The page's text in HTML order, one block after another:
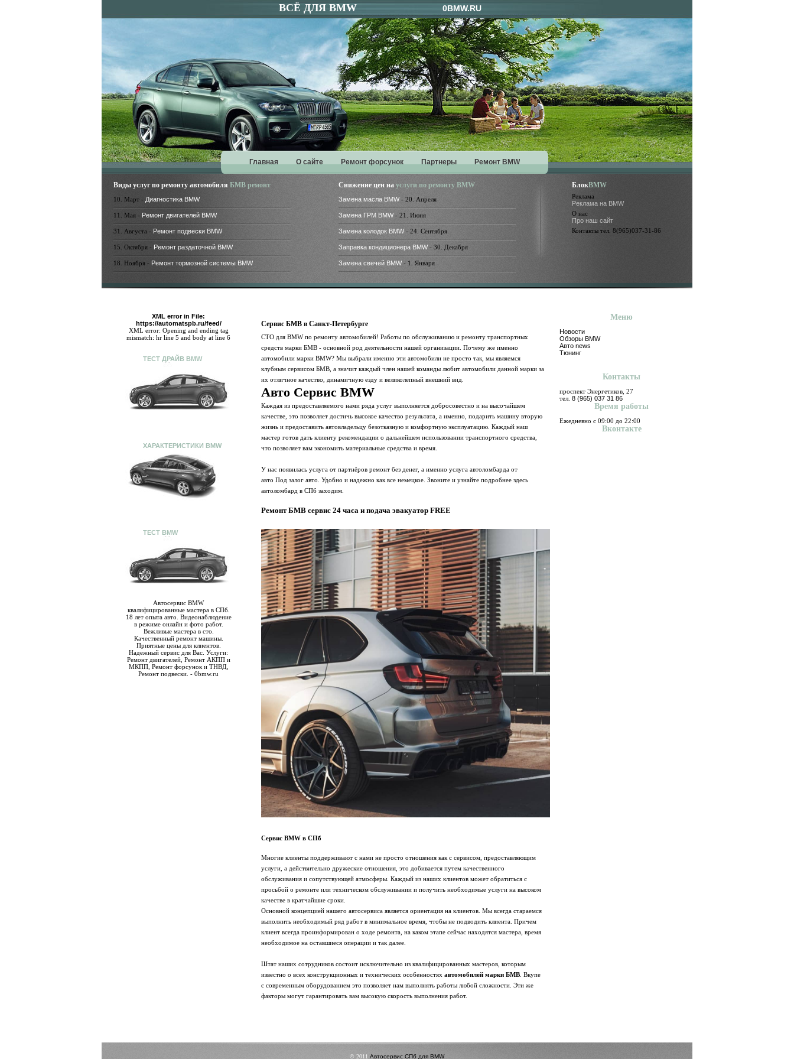
ВСЁ ДЛЯ BMW 0BMW.RU
Главная О сайте Ремонт форсунок Партнеры Ремонт BMW
Виды услуг по ремонту автомобиля БМВ ремонт
10. Март - Диагностика BMW
11. Мая - Ремонт двигателей BMW
31. Августа - Ремонт подвески BMW
15. Октября - Ремонт раздаточной BMW
18. Ноября - Ремонт тормозной системы BMW
Снижение цен на услуги по ремонту BMW
Замена масла BMW- 20. Апреля
Замена ГРМ BMW- 21. Июня
Замена колодок BMW- 24. Сентября
Заправка кондиционера BMW- 30. Декабря
Замена свечей BMW- 1. Января
БлокBMW
Реклама
Реклама на BMW
О нас
Про наш сайт
Контакты тел. 8(965)037-31-86
XML error in File:
https://automatspb.ru/feed/
XML error: Opening and ending tag
mismatch: hr line 5 and body at line 6
ТЕСТ ДРАЙВ BMW
ХАРАКТЕРИСТИКИ BMW
ТЕСТ BMW
Автосервис BMW
квалифицированные мастера в СПб.
18 лет опыта авто. Видеонаблюдение
в режиме онлайн и фото работ.
Вежливые мастера в сто.
Качественный ремонт машины.
Приятные цены для клиентов.
Надежный сервис для Вас. Услуги:
Ремонт двигателей, Ремонт АКПП и
МКПП, Ремонт форсунок и ТНВД,
Ремонт подвески. - 0bmw.ru
Сервис БМВ в Санкт-Петербурге
СТО для BMW по ремонту автомобилей! Работы по обслуживанию и ремонту транспортных
средств марки БМВ - основной род деятельности нашей организации. Почему же именно
автомобили марки BMW? Мы выбрали именно эти автомобили не просто так, мы являемся
клубным сервисом БМВ, а значит каждый член нашей команды любит автомобили данной марки за
их отличное качество, динамичную езду и великолепный внешний вид.
Авто Сервис BMW
Каждая из предоставляемого нами ряда услуг выполняется добросовестно и на высочайшем
качестве, это позволяет достичь высокое качество результата, а именно, подарить машину вторую
жизнь и предоставить автовладельцу безотказную и комфортную эксплуатацию. Каждый наш
мастер готов дать клиенту рекомендации о дальнейшем использовании транспортного средства,
что позволяет вам экономить материальные средства и время.
У нас появилась услуга от партнёров ремонт без денег, а именно услуга автоломбарда от
авто Под залог авто. Удобно и надежно как все немецкое. Звоните и узнайте подробнее здесь
автоломбард в СПб заходим.
Ремонт БМВ сервис 24 часа и подача эвакуатор FREE
Сервис BMW в СПб
Многие клиенты поддерживают с нами не просто отношения как с сервисом, предоставляющим
услуги, а действительно дружеские отношения, это добивается путем качественного
обслуживания и сопутствующей атмосферы. Каждый из наших клиентов может обратиться с
просьбой о ремонте или техническом обслуживании и получить необходимые услуги на высоком
качестве в кратчайшие сроки.
Основной концепцией нашего автосервиса является ориентация на клиентов. Мы всегда стараемся
выполнить необходимый ряд работ в минимальное время, чтобы не подводить клиента. Причем
клиент всегда проинформирован о ходе ремонта, на каком этапе сейчас находятся мастера, время
необходимое на оставшиеся операции и так далее.
Штат наших сотрудников состоит исключительно из квалифицированных мастеров, которым
известно о всех конструкционных и технических особенностях автомобилей марки БМВ . Вкупе
с современным оборудованием это позволяет нам выполнять работы любой сложности. Эти же
факторы могут гарантировать вам высокую скорость выполнения работ.
Меню
Новости
Обзоры BMW
Авто news
Тюнинг
Контакты
проспект Энергетиков, 27
тел. 8 (965) 037 31 86
Время работы
Ежедневно с 09:00 до 22:00
Вконтакте
© 2011 Автосервис СПб для BMW